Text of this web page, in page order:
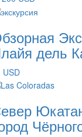
дель
USD